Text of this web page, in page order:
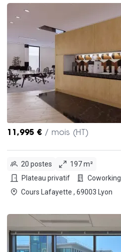
11,995 € / mois (HT)
20 postes
197 m²
Plateau privatif
Coworking
Cours Lafayette , 69003 Lyon